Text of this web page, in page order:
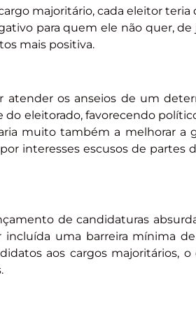
majoritário, cada eleitor teria
para quem ele não quer,
mais positiva.
atender os anseios de um
eleitorado, favorecendo
muito também a melhorar a
interesses escusos de partes
de candidaturas
uma barreira mínima
aos cargos majoritários,